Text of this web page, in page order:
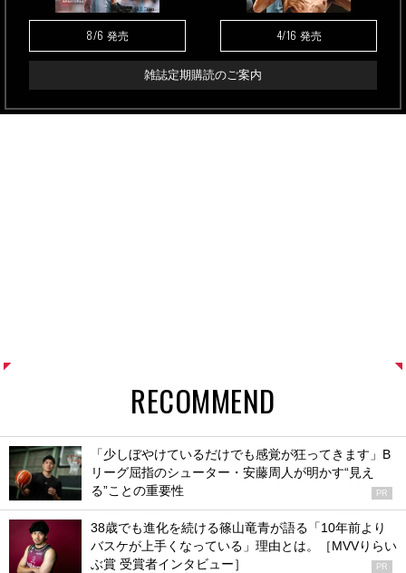
8/6 発売 4/16 発売
雑誌定期購読のご案内
RECOMMEND
「少しぼやけているだけでも感覚が狂ってきます」B
リーグ屈指のシューター・安藤周人が明かす“見え
る”ことの重要性
PR
38歳でも進化を続ける篠山竜青が語る「10年前より
バスケが上手くなっている」理由とは。［MVVりらい
ぶ賞 受賞者インタビュー］
PR